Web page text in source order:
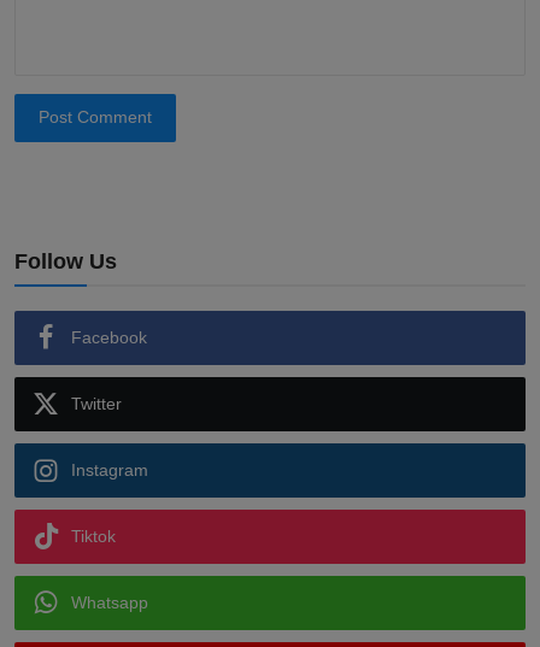
Post Comment
Follow Us
Facebook
Twitter
Instagram
Tiktok
Whatsapp